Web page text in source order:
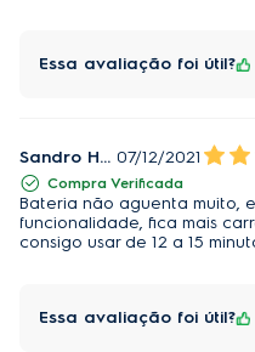
Base para recarregar:
Tecnologia Bagless com
Não utiliza saco para
limpar. Saiba a hora
Essa avaliação foi útil?
Sandro Honório 07/12/2021
Compra Verificada
Bateria não aguenta muito,
funcionalidade, fica mais
consigo usar de 12 a 15
Essa avaliação foi útil?